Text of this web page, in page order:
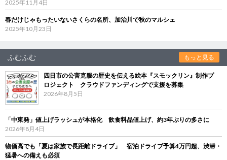
2025年11月4日
春だけじゃもったいないさくらの名所、加治川で秋のマルシェ
2025年10月23日
ふむふむ もっと見る
四日市の公害克服の歴史を伝える絵本『スモックリン』制作プ
ロジェクト クラウドファンディングで支援を募集
2026年8月5日
「中東発」値上げラッシュが本格化 飲食料品値上げ、約3年ぶりの多さに
2026年8月4日
物価高でも「夏は家族で長距離ドライブ」 宿泊ドライブ予算4万円超、渋滞・
猛暑への備えも必須